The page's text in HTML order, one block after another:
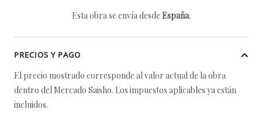
Esta obra se envía desde España.
PRECIOS Y PAGO
El precio mostrado corresponde al valor actual de la obra
dentro del Mercado Saisho. Los impuestos aplicables ya están
incluidos.